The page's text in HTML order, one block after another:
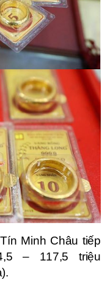
Minh Châu tiếp
– 117,5 triệu